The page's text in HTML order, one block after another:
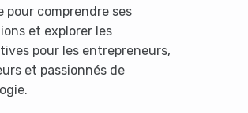
pour comprendre ses
et explorer les
pour les entrepreneurs,
et passionnés de